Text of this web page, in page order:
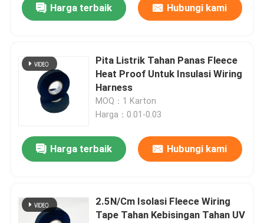
Harga terbaik Hubungi kami
Pita Listrik Tahan Panas Fleece
Heat Proof Untuk Insulasi Wiring
Harness
MOQ：1 Karton
Harga：0.01-0.03
Harga terbaik Hubungi kami
2.5N/Cm Isolasi Fleece Wiring
Tape Tahan Kebisingan Tahan UV